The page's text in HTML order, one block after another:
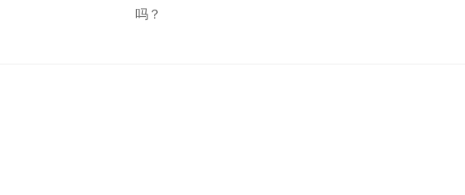
吗？